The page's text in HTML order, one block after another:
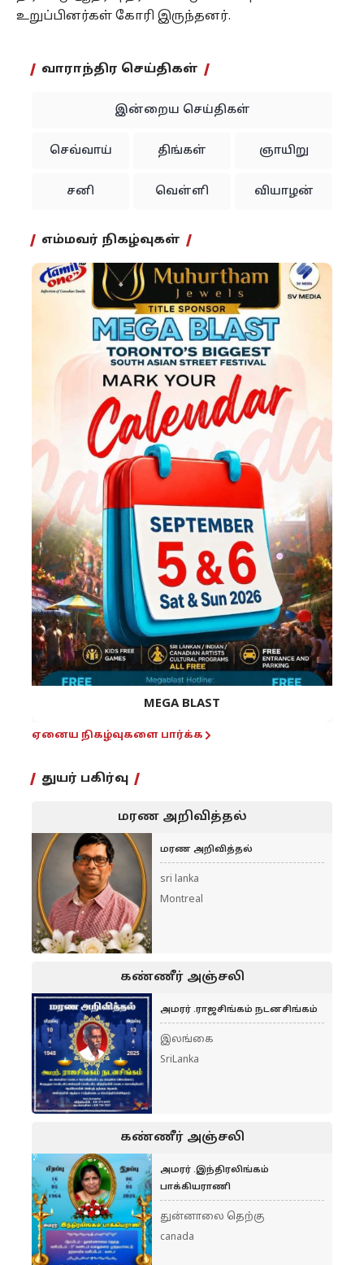
உறுப்பினர்கள் கோரி இருந்தனர்.
வாராந்திர செய்திகள்
இன்றைய செய்திகள்
செவ்வாய் திங்கள் ஞாயிறு
சனி வெள்ளி வியாழன்
எம்மவர் நிகழ்வுகள்
MEGA BLAST
ஏனைய நிகழ்வுகளை பார்க்க
துயர் பகிர்வு
மரண அறிவித்தல்
மரண அறிவித்தல்
sri lanka
Montreal
கண்ணீர் அஞ்சலி
அமரர் .ராஜசிங்கம் நடனசிங்கம்
இலங்கை
SriLanka
கண்ணீர் அஞ்சலி
அமரர் .இந்திரலிங்கம்
பாக்கியராணி
துன்னாலை தெற்கு
canada